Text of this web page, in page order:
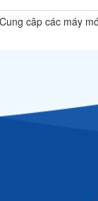
Cung câp các máy